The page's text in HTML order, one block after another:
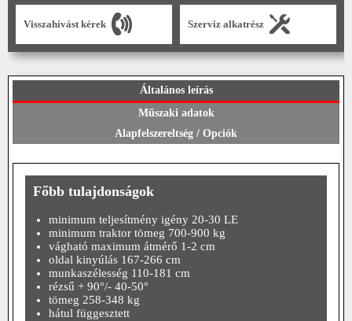
Visszahívást kérek Szerviz alkatrész
Általános leírás
Műszaki adatok
Alapfelszereltség / Opciók
Főbb tulajdonságok
minimum teljesítmény igény 20-30 LE
minimum traktor tömeg 700-900 kg
vágható maximum átmérő 1-2 cm
oldal kinyúlás 167-266 cm
munkaszélesség 110-181 cm
rézsű + 90°/- 40-50°
tömeg 258-348 kg
hátul függesztett